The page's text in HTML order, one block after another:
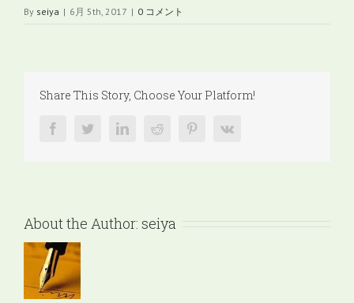
By seiya | 6月 5th, 2017 | 0 コメント
Share This Story, Choose Your Platform!
facebooktwitter linkedinreddit pinterestvk
About the Author: seiya